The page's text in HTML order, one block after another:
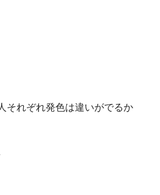
それぞれ発色は違いがでるか